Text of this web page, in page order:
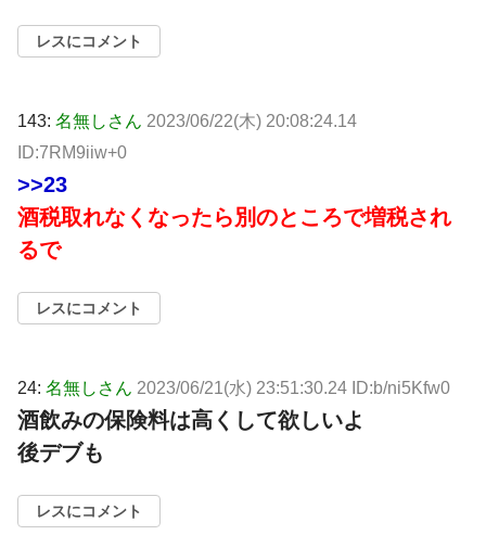
レスにコメント
143: 名無しさん 2023/06/22(木) 20:08:24.14
ID:7RM9iiw+0
>>23
酒税取れなくなったら別のところで増税され
るで
レスにコメント
24: 名無しさん 2023/06/21(水) 23:51:30.24 ID:b/ni5Kfw0
酒飲みの保険料は高くして欲しいよ
後デブも
レスにコメント